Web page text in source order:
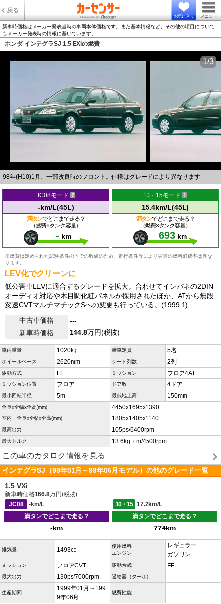
戻る
お気に入り メニュー
新車時価格はメーカー発表当時の車両本体価格です。また基本情報など、その他の項目について
もメーカー発表時の情報に基いています。
ホンダ インテグラSJ 1.5 EXiの燃費
98年(H10)1月、一部改良時のフロント。仕様はグレードにより異なります
1/3
JC08モード
-km/L(45L)
満タンでどこまで走る？
（燃費×タンク容量）
- km
10・15モード
15.4km/L(45L)
満タンでどこまで走る？
（燃費×タンク容量）
693 km
※燃費は定められた試験条件の下での数値のため、走行条件等により実際の燃料消費率は異な
ります。
LEV化でクリーンに
低公害車LEVに適合するグレードを拡大。合わせてインパネの2DIN
オーディオ対応や木目調化粧パネルが採用されたほか、ATから無段
変速CVTマルチマチックSへの変更も行っている。(1999.1)
中古車価格
---
新車時価格
144.8万円(税抜)
車両重量 1020kg 乗車定員 5名
ホイールベース 2620mm シート列数 2列
駆動方式 FF ミッション フロア4AT
ミッション位置 フロア ドア数 4ドア
最小回転半径 5m 最低地上高 150mm
全長x全幅x全高(mm) 4450x1695x1390
室内 全長x全幅x全高(mm) 1805x1405x1140
最高出力 105ps/6400rpm
最大トルク 13.6kg・m/4500rpm
この車のカタログ情報を見る
インテグラSJ（99年01月～99年06月モデル）の他のグレード一覧
1.5 VXi
新車時価格166.8万円(税抜)
JC08
-km/L 10・15
17.2km/L
満タンでどこまで走る？
-km
満タンでどこまで走る？
774km
排気量 1493cc
使用燃料
エンジン
レギュラー
ガソリン
ミッション フロアCVT 駆動方式 FF
最大出力 130ps/7000rpm 過給器（ターボ） -
生産期間
1999年01月～199
9年06月
燃費性能 -